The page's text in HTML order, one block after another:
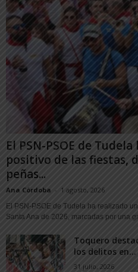
El PSN-PSOE de
positivo de las fiestas,
peñas...
Ana Córdoba - 1 agosto, 2026
El PSN-PSOE de Tudela ha realizado
Santa Ana de 2026, marcadas por una
Toquero
los delitos en...
31 julio, 2026